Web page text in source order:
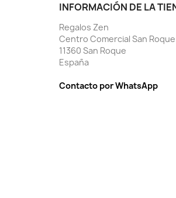
INFORMACIÓN DE LA
Regalos Zen
Centro Comercial San
11360 San Roque
España
Contacto por WhatsApp